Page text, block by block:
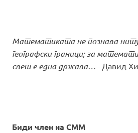
Математиката не познава
географски граници; за
свет е една држава…– Давид
Биди член на СММ